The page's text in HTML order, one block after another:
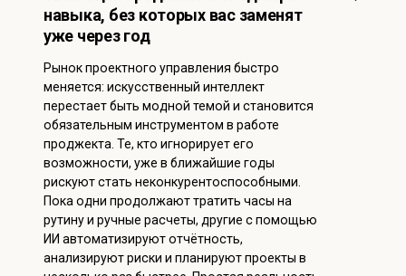
навыка, без которых вас заменят
уже через год
Рынок проектного управления быстро
меняется: искусственный интеллект
перестает быть модной темой и становится
обязательным инструментом в работе
проджекта. Те, кто игнорирует его
возможности, уже в ближайшие годы
рискуют стать неконкурентоспособными.
Пока одни продолжают тратить часы на
рутину и ручные расчеты, другие с помощью
ИИ автоматизируют отчётность,
анализируют риски и планируют проекты в